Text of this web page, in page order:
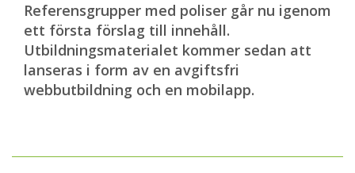
Referensgrupper med poliser går nu igenom
ett första förslag till innehåll.
Utbildningsmaterialet kommer sedan att
lanseras i form av en avgiftsfri
webbutbildning och en mobilapp.